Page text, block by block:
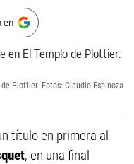
en
Plottier. Fotos: Claudio Espinoza
título en primera al
, en una final